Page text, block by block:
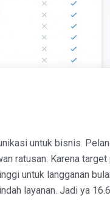
untuk bisnis.
ratusan. Karena
untuk langganan
layanan. Jadi ya